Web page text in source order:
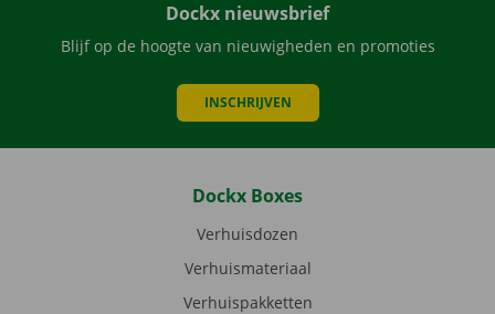
Dockx nieuwsbrief
Blijf op de hoogte van nieuwigheden en promoties
INSCHRIJVEN
Dockx Boxes
Verhuisdozen
Verhuismateriaal
Verhuispakketten